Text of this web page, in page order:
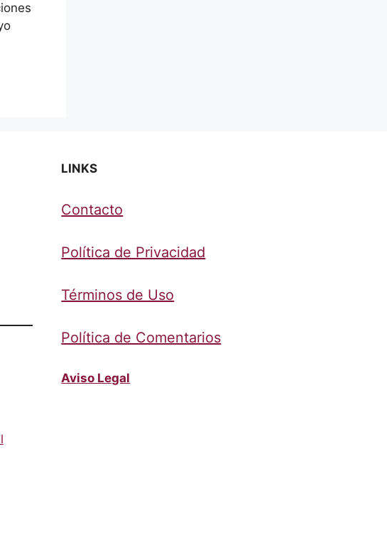
LINKS
Contacto
Política de Privacidad
Términos de Uso
Política de Comentarios
Aviso Legal